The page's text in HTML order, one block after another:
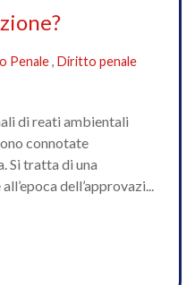
Penale, Diritto penale
di reati ambientali
connotate
Si tratta di una
dell’approvazi...